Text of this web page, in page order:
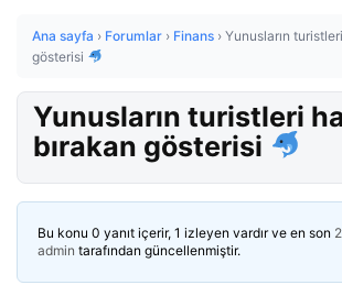
Ana sayfa › Forumlar › Finans › Yunusların
gösterisi
Yunusların turistleri
bırakan gösterisi
Bu konu 0 yanıt içerir, 1 izleyen vardır ve en son
admin tarafından güncellenmiştir.